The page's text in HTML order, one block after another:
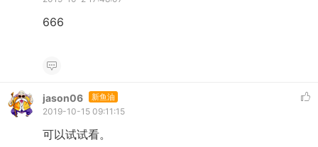
666
jason06 新鱼油
2019-10-15 09:11:15
可以试试看。